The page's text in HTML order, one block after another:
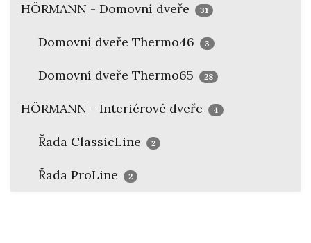
HÖRMANN - Domovní dveře 31
Domovní dveře Thermo46 3
Domovní dveře Thermo65 28
HÖRMANN - Interiérové dveře 4
Řada ClassicLine 2
Řada ProLine 2